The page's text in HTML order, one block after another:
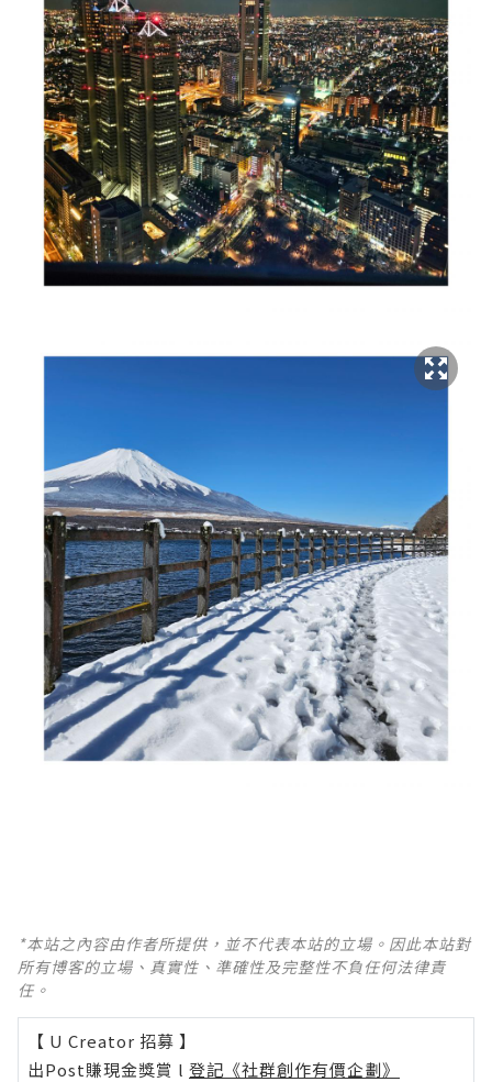
*本站之內容由作者所提供，並不代表本站的立場。因此本站對
所有博客的立場、真實性、準確性及完整性不負任何法律責
任。
【 U Creator 招募 】
出Post賺現金獎賞 l 登記《社群創作有價企劃》